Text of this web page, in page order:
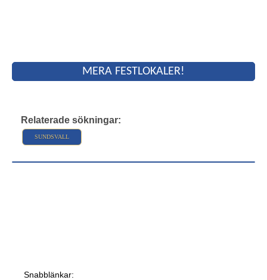
MERA FESTLOKALER!
Relaterade sökningar:
SUNDSVALL
Snabblänkar: